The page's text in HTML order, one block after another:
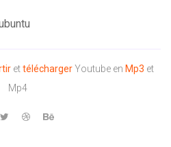
ettéléchargerYoutube en Mp3 et
Mp4